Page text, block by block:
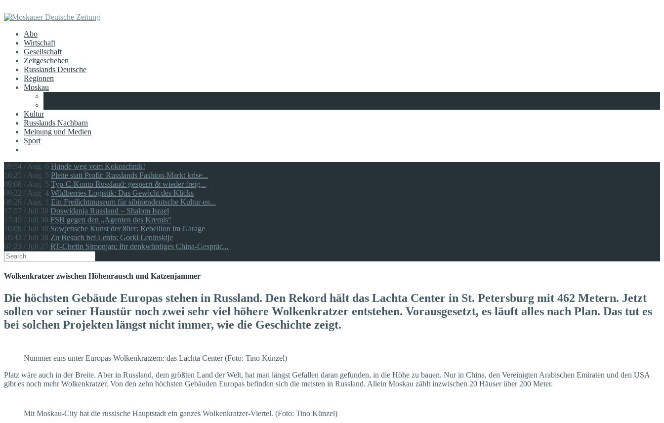
Abo
Wirtschaft
Gesellschaft
Zeitgeschehen
Russlands Deutsche
Regionen
Moskau
Kultur
Russlands Nachbarn
Meinung und Medien
Sport
09:54 / Aug. 6 Hände weg vom Kokoschnik!
10:25 / Aug. 5 Pleite statt Profit: Russlands Fashion-Markt krise...
09:08 / Aug. 5 Typ-C-Konto Russland: gesperrt & wieder freig...
09:22 / Aug. 4 Wildberries Logistik: Das Gewicht des Klicks
08:29 / Aug. 1 Ein Freilichtmuseum für sibiriendeutsche Kultur en...
17:57 / Juli 30 Doswidanja Russland – Shalom Israel
17:45 / Juli 30 FSB gegen den „Agenten des Kremls“
10:09 / Juli 30 Sowjetische Kunst der 80er: Rebellion im Garage
10:42 / Juli 28 Zu Besuch bei Lenin: Gorki Leninskije
07:23 / Juli 27 RT-Chefin Simonjan: Ihr denkwürdiges China-Gespräc...
Wolkenkratzer zwischen Höhenrausch und Katzenjammer
Die höchsten Gebäude Europas stehen in Russland. Den Rekord hält das Lachta Center in St. Petersburg mit 462 Metern. Jetzt
sollen vor seiner Haustür noch zwei sehr viel höhere Wolkenkratzer entstehen. Vorausgesetzt, es läuft alles nach Plan. Das tut es
bei solchen Projekten längst nicht immer, wie die Geschichte zeigt.
Nummer eins unter Europas Wolkenkratzern: das Lachta Center (Foto: Tino Künzel)
Platz wäre auch in der Breite. Aber in Russland, dem größten Land der Welt, hat man längst Gefallen daran gefunden, in die Höhe zu bauen. Nur in China, den Vereinigten Arabischen Emiraten und den USA
gibt es noch mehr Wolkenkratzer. Von den zehn höchsten Gebäuden Europas befinden sich die meisten in Russland. Allein Moskau zählt inzwischen 20 Häuser über 200 Meter.
Mit Moskau-City hat die russische Hauptstadt ein ganzes Wolkenkratzer-Viertel. (Foto: Tino Künzel)